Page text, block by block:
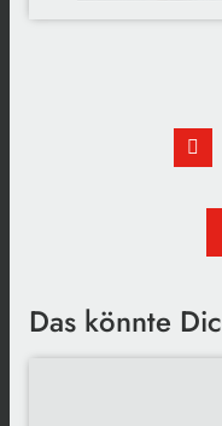
Das könnte